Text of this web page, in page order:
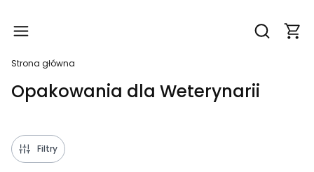
Otwórz
Strona główna
Opakowania dla Weterynarii
Filtry